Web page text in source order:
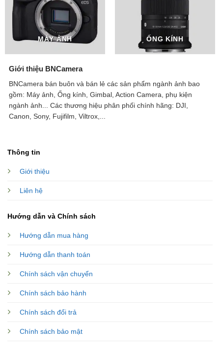
MÁY ẢNH ỐNG KÍNH
Giới thiệu BNCamera
BNCamera bán buôn và bán lẻ các sản phẩm ngành ảnh bao
gồm: Máy ảnh, Ống kính, Gimbal, Action Camera, phụ kiện
ngành ảnh...
Các thương hiệu phân phối chính hãng: DJI,
Canon, Sony, Fujifilm, Viltrox,...
Thông tin
Giới thiệu
Liên hệ
Hướng dẫn và Chính sách
Hướng dẫn mua hàng
Hướng dẫn thanh toán
Chính sách vận chuyển
Chính sách bảo hành
Chính sách đổi trả
Chính sách bảo mật